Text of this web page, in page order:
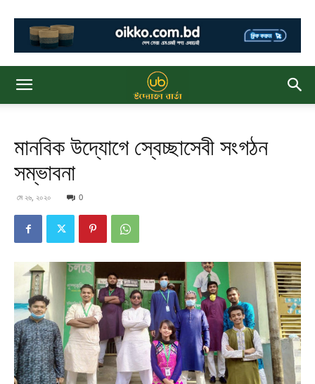
মানবিক উদ্যোগে স্বেচ্ছাসেবী সংগঠন
সম্ভাবনা
মে ২৬, ২০২০ 0